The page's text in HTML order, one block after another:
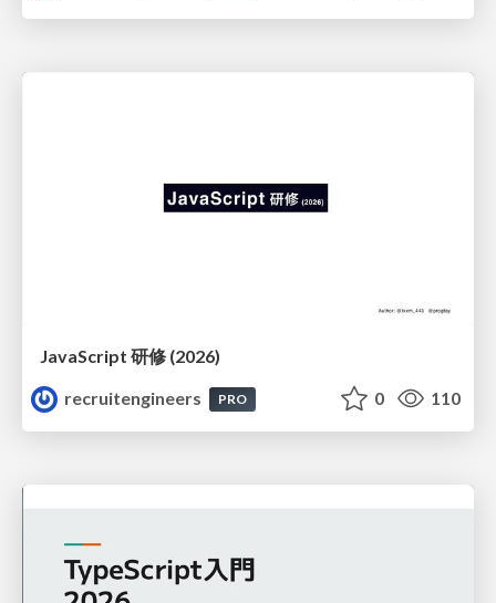
JavaScript 研修 (2026)
recruitengineers
PRO 0 110